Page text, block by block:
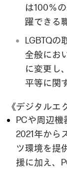
は100％
躍できる
LGBTQの
全般にお
に変更し
平等に関
《デジタルエ
PCや周辺機
2021年から
ツ環境を提
援に加え、